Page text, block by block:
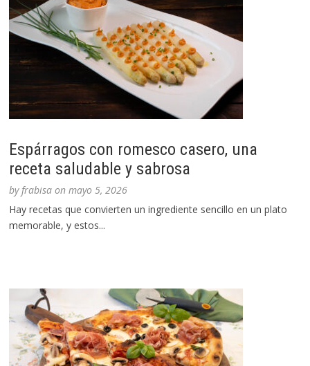
Espárragos con romesco casero, una
receta saludable y sabrosa
byfrabisa onmayo 5, 2026
Hay recetas que convierten un ingrediente sencillo en un plato
memorable, y estos...